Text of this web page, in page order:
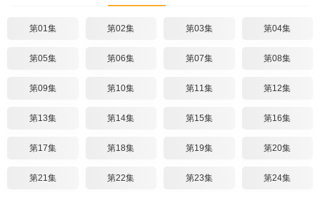
第01集 第02集 第03集 第04集
第05集 第06集 第07集 第08集
第09集 第10集 第11集 第12集
第13集 第14集 第15集 第16集
第17集 第18集 第19集 第20集
第21集 第22集 第23集 第24集